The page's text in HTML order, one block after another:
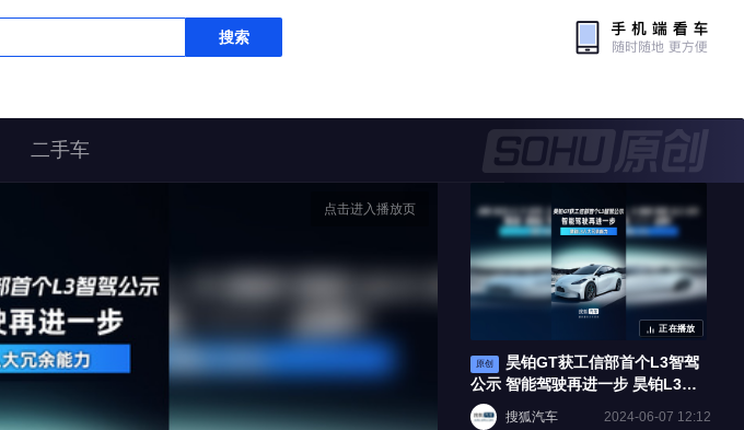
搜索
二手车
点击进入播放页
正在播放
原创
昊铂GT获工信部首个L3智驾
公示 智能驾驶再进一步 昊铂L3八
大冗余能力
搜狐汽车 2024-06-07 12:12